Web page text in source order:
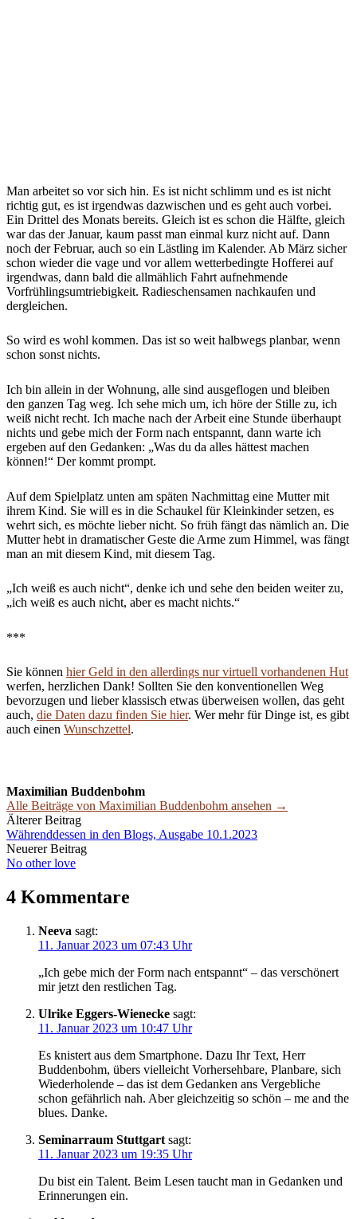
Man arbeitet so vor sich hin. Es ist nicht schlimm und es ist nicht
richtig gut, es ist irgendwas dazwischen und es geht auch vorbei.
Ein Drittel des Monats bereits. Gleich ist es schon die Hälfte, gleich
war das der Januar, kaum passt man einmal kurz nicht auf. Dann
noch der Februar, auch so ein Lästling im Kalender. Ab März sicher
schon wieder die vage und vor allem wetterbedingte Hofferei auf
irgendwas, dann bald die allmählich Fahrt aufnehmende
Vorfrühlingsumtriebigkeit. Radieschensamen nachkaufen und
dergleichen.
So wird es wohl kommen. Das ist so weit halbwegs planbar, wenn
schon sonst nichts.
Ich bin allein in der Wohnung, alle sind ausgeflogen und bleiben
den ganzen Tag weg. Ich sehe mich um, ich höre der Stille zu, ich
weiß nicht recht. Ich mache nach der Arbeit eine Stunde überhaupt
nichts und gebe mich der Form nach entspannt, dann warte ich
ergeben auf den Gedanken: „Was du da alles hättest machen
können!“ Der kommt prompt.
Auf dem Spielplatz unten am späten Nachmittag eine Mutter mit
ihrem Kind. Sie will es in die Schaukel für Kleinkinder setzen, es
wehrt sich, es möchte lieber nicht. So früh fängt das nämlich an. Die
Mutter hebt in dramatischer Geste die Arme zum Himmel, was fängt
man an mit diesem Kind, mit diesem Tag.
„Ich weiß es auch nicht“, denke ich und sehe den beiden weiter zu,
„ich weiß es auch nicht, aber es macht nichts.“
***
Sie können hier Geld in den allerdings nur virtuell vorhandenen Hut
werfen, herzlichen Dank! Sollten Sie den konventionellen Weg
bevorzugen und lieber klassisch etwas überweisen wollen, das geht
auch, die Daten dazu finden Sie hier. Wer mehr für Dinge ist, es gibt
auch einen Wunschzettel.
Maximilian Buddenbohm
Alle Beiträge von Maximilian Buddenbohm ansehen →
Beitrags-
Navigation
Älterer Beitrag
Währenddessen in den Blogs, Ausgabe 10.1.2023
Neuerer Beitrag
No other love
4 Kommentare
Neeva sagt:
11. Januar 2023 um 07:43 Uhr
„Ich gebe mich der Form nach entspannt“ – das verschönert
mir jetzt den restlichen Tag.
Ulrike Eggers-Wienecke sagt:
11. Januar 2023 um 10:47 Uhr
Es knistert aus dem Smartphone. Dazu Ihr Text, Herr
Buddenbohm, übers vielleicht Vorhersehbare, Planbare, sich
Wiederholende – das ist dem Gedanken ans Vergebliche
schon gefährlich nah. Aber gleichzeitig so schön – me and the
blues. Danke.
Seminarraum Stuttgart sagt:
11. Januar 2023 um 19:35 Uhr
Du bist ein Talent. Beim Lesen taucht man in Gedanken und
Erinnerungen ein.